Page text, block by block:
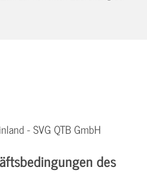
- SVG QTB GmbH
des